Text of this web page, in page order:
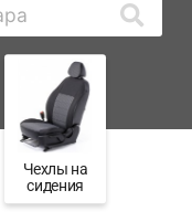
Чехлы на
сидения